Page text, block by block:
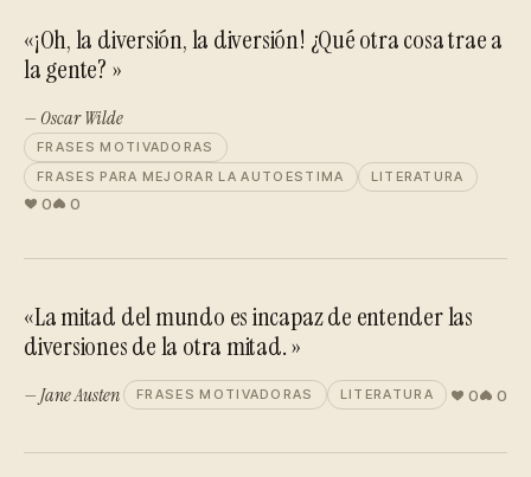
«¡Oh, la diversión, la diversión! ¿Qué otra cosa trae a
la gente? »
— Oscar Wilde
FRASES MOTIVADORAS
FRASES PARA MEJORAR LA AUTOESTIMA
LITERATURA
0 0
«La mitad del mundo es incapaz de entender las
diversiones de la otra mitad. »
— Jane Austen FRASES MOTIVADORAS LITERATURA 0 0